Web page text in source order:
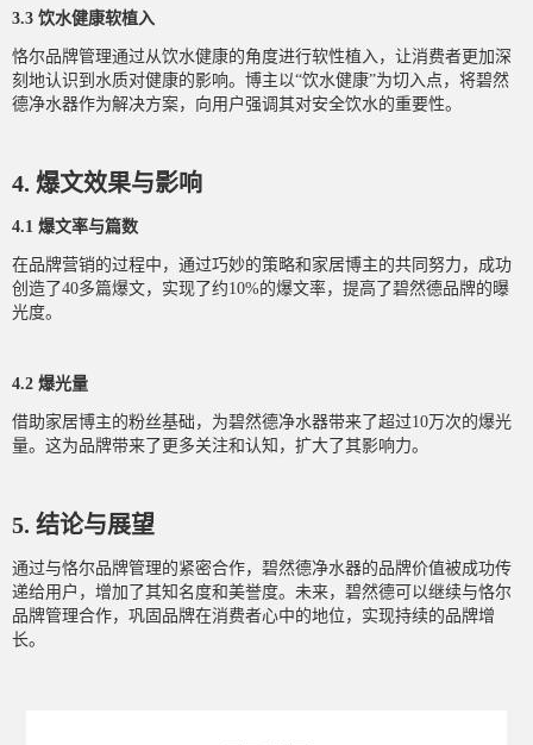
3.3 饮水健康软植入
恪尔品牌管理通过从饮水健康的角度进行软性植入，让消费者更加深
刻地认识到水质对健康的影响。博主以“饮水健康”为切入点，将碧然
德净水器作为解决方案，向用户强调其对安全饮水的重要性。
4. 爆文效果与影响
4.1 爆文率与篇数
在品牌营销的过程中，通过巧妙的策略和家居博主的共同努力，成功
创造了40多篇爆文，实现了约10%的爆文率，提高了碧然德品牌的曝
光度。
4.2 爆光量
借助家居博主的粉丝基础，为碧然德净水器带来了超过10万次的爆光
量。这为品牌带来了更多关注和认知，扩大了其影响力。
5. 结论与展望
通过与恪尔品牌管理的紧密合作，碧然德净水器的品牌价值被成功传
递给用户，增加了其知名度和美誉度。未来，碧然德可以继续与恪尔
品牌管理合作，巩固品牌在消费者心中的地位，实现持续的品牌增
长。